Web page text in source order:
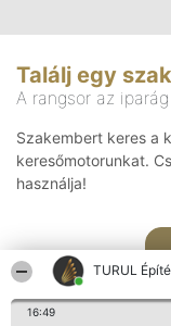
TURUL
16:49
Találj egy
A rangsor az
Szakembert keres a
keresőmotorunkat.
használja!